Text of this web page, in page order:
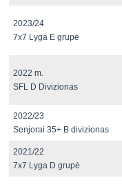
2023/24
7x7 Lyga E grupė
2022 m.
SFL D Divizionas
2022/23
Senjorai 35+ B divizionas
2021/22
7x7 Lyga D grupė